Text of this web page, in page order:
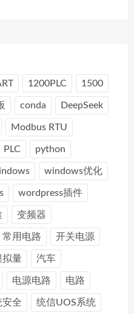
1200PLC 1500
conda DeepSeek
Modbus RTU
PLC python
windows优化
wordpress插件
变频器
常用电路 开关电源
拟量 汽车
电源电路 电路
安全 统信UOS系统